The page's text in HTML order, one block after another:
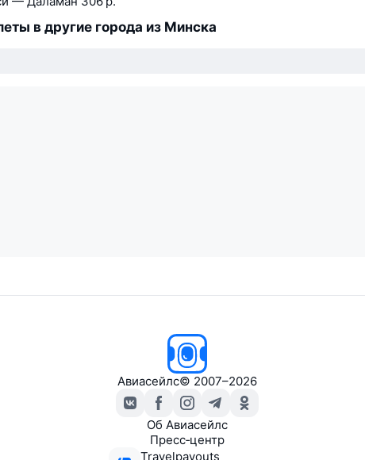
в другие города из Минска
Авиасейлс© 2007–2026
Об Авиасейлс
Пресс‑центр
Travelpayouts